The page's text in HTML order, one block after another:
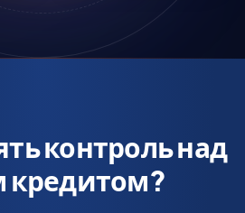
контроль над
кредитом?